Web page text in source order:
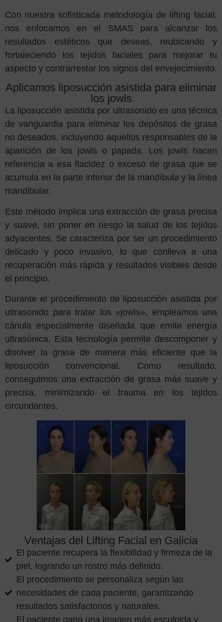
Con nuestra sofisticada metodología de lifting facial,
nos enfocamos en el SMAS para alcanzar los
resultados estéticos que deseas, reubicando y
fortaleciendo los tejidos faciales para mejorar tu
aspecto y contrarrestar los signos del envejecimiento.
Aplicamos liposucción asistida para eliminar
los jowls
La liposucción asistida por ultrasonido es una técnica
de vanguardia para eliminar los depósitos de grasa
no deseados, incluyendo aquellos responsables de la
aparición de los jowls o papada. Los jowls hacen
referencia a esa flacidez o exceso de grasa que se
acumula en la parte inferior de la mandíbula y la línea
mandibular.
Este método implica una extracción de grasa precisa
y suave, sin poner en riesgo la salud de los tejidos
adyacentes. Se caracteriza por ser un procedimiento
delicado y poco invasivo, lo que conlleva a una
recuperación más rápida y resultados visibles desde
el principio.
Durante el procedimiento de liposucción asistida por
ultrasonido para tratar los «jowls», empleamos una
cánula especialmente diseñada que emite energía
ultrasónica. Esta tecnología permite descomponer y
disolver la grasa de manera más eficiente que la
liposucción convencional. Como resultado,
conseguimos una extracción de grasa más suave y
precisa, minimizando el trauma en los tejidos
circundantes.
Ventajas del Lifting Facial en Galicia
El paciente recupera la flexibilidad y firmeza de la
piel, logrando un rostro más definido.
El procedimiento se personaliza según las
necesidades de cada paciente, garantizando
resultados satisfactorios y naturales.
El paciente gana una imagen más esculpida y